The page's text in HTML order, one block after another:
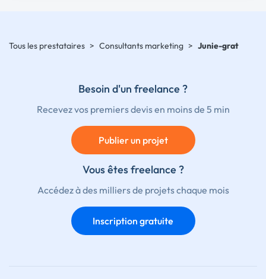
Tous les prestataires > Consultants marketing > Junie-grat
Besoin d'un freelance ?
Recevez vos premiers devis en moins de 5 min
Publier un projet
Vous êtes freelance ?
Accédez à des milliers de projets chaque mois
Inscription gratuite